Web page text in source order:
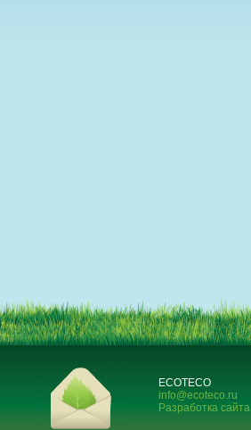
ECOTECO
info@ecoteco.ru
Разработка сайта